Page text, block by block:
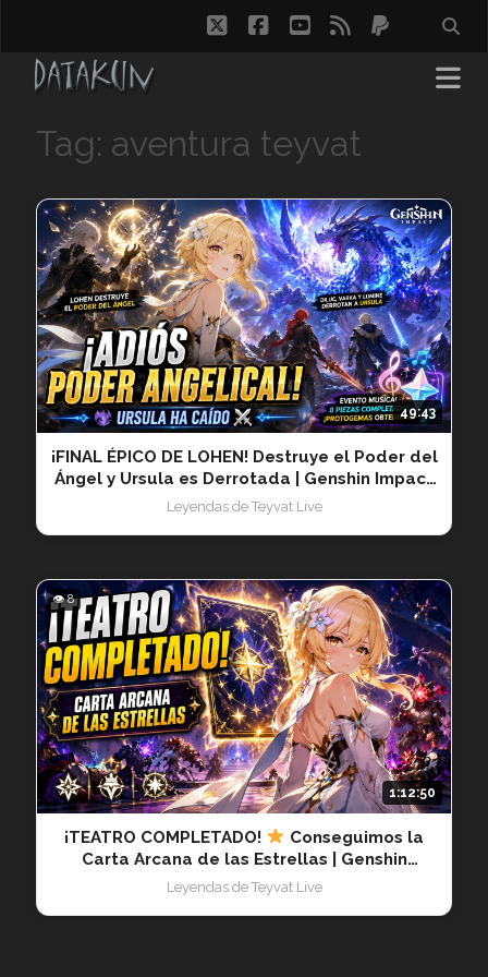
twitterfacebook
youtube
rss paypal
Tag: aventura teyvat
49:43
¡FINAL ÉPICO DE LOHEN! Destruye el Poder del
Ángel y Ursula es Derrotada | Genshin Impact
20260617
Leyendas de Teyvat Live
1:12:50
👁 8
¡TEATRO COMPLETADO!
Conseguimos la
Carta Arcana de las Estrellas | Genshin
Impact En Vivo 20260614
Leyendas de Teyvat Live